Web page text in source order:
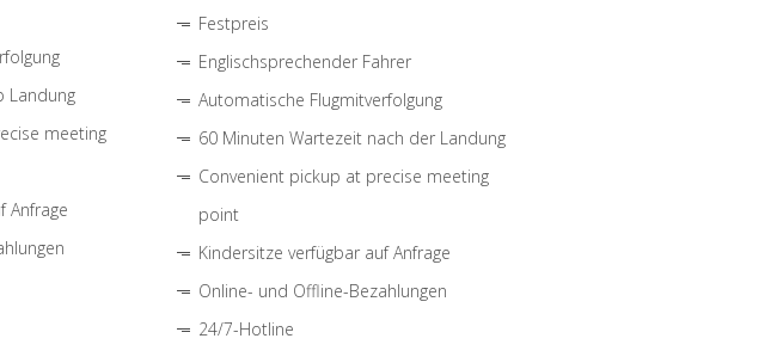
Landung
meeting
Anfrage
Festpreis
Englischsprechender Fahrer
Automatische Flugmitverfolgung
60 Minuten Wartezeit nach der Landung
Convenient pickup at precise meeting
point
Kindersitze verfügbar auf Anfrage
Online- und Offline-Bezahlungen
24/7-Hotline